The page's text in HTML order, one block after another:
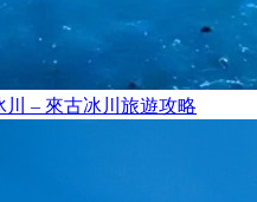
– 來古冰川旅遊攻略